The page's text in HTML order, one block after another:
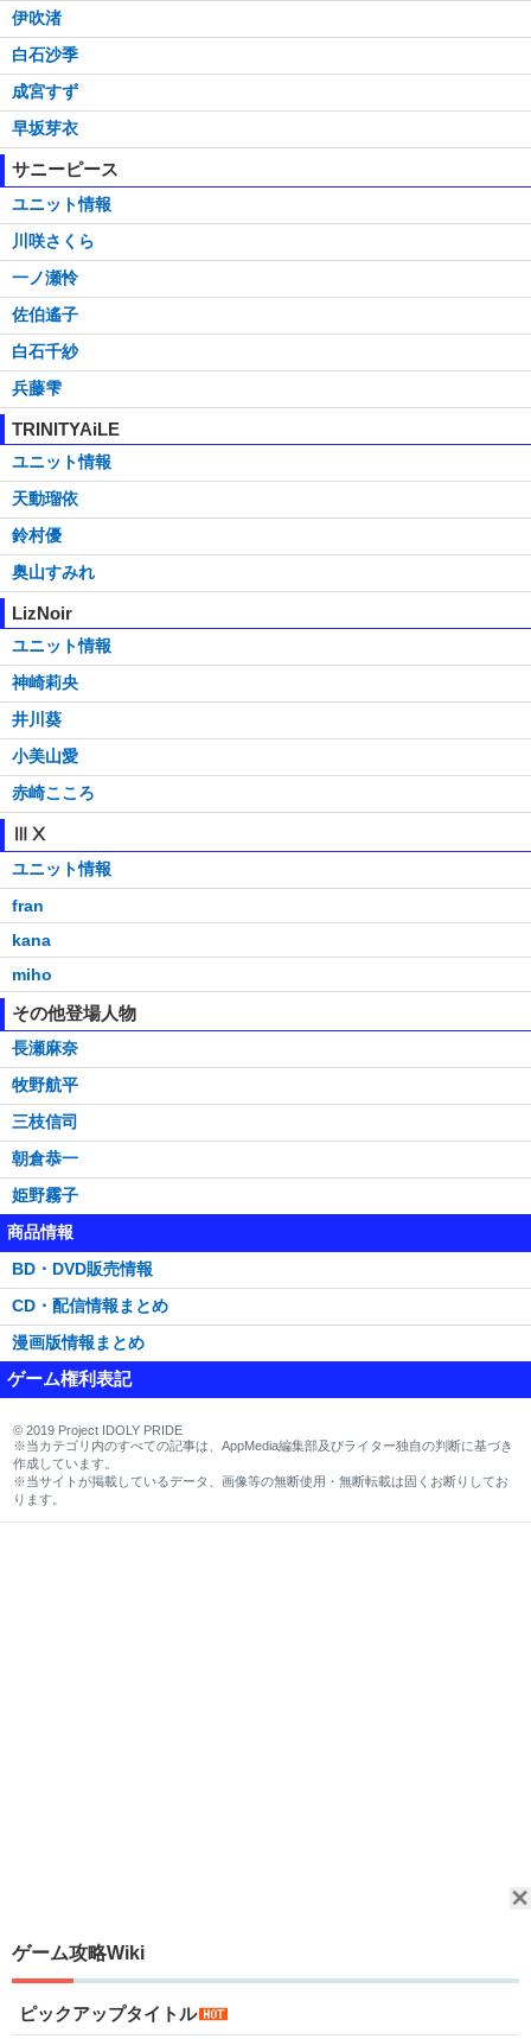
伊吹渚
白石沙季
成宮すず
早坂芽衣
サニーピース
ユニット情報
川咲さくら
一ノ瀬怜
佐伯遙子
白石千紗
兵藤雫
TRINITYAiLE
ユニット情報
天動瑠依
鈴村優
奥山すみれ
LizNoir
ユニット情報
神崎莉央
井川葵
小美山愛
赤崎こころ
ⅢⅩ
ユニット情報
fran
kana
miho
その他登場人物
長瀬麻奈
牧野航平
三枝信司
朝倉恭一
姫野霧子
商品情報
BD・DVD販売情報
CD・配信情報まとめ
漫画版情報まとめ
ゲーム権利表記
© 2019 Project IDOLY PRIDE
※当カテゴリ内のすべての記事は、AppMedia編集部及びライター独自の判断に基づき
作成しています。
※当サイトが掲載しているデータ、画像等の無断使用・無断転載は固くお断りしてお
ります。
ゲーム攻略Wiki
ピックアップタイトル